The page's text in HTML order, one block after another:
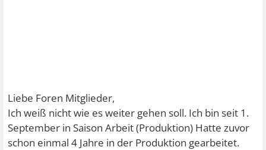
Liebe Foren Mitglieder,
Ich weiß nicht wie es weiter gehen soll. Ich bin seit 1.
September in Saison Arbeit (Produktion) Hatte zuvor
schon einmal 4 Jahre in der Produktion gearbeitet.